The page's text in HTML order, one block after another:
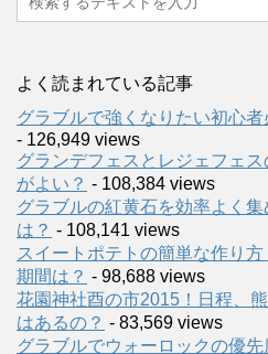
よく読まれている記事
グラブルで強くなりたい初心
- 126,949 views
グランデフェスとレジェフェ
がよい？ - 108,384 views
グラブルの紅黄石を効率よく
は？ - 108,141 views
スイートポテトの簡単な作り
期間は？ - 98,688 views
花園神社酉の市2015！日程、
はあるの？ - 83,569 views
グラブルでウォーロックの優